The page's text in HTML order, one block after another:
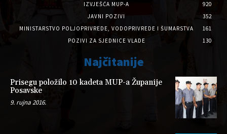
IZVJEŠĆA MUP-A
920
JAVNI POZIVI
352
MINISTARSTVO POLJOPRIVREDE, VODOPRIVREDE I ŠUMARSTVA
161
POZIVI ZA SJEDNICE VLADE
130
Najčitanije
Prisegu položilo 10 kadeta MUP-a Županije
Posavske
9. rujna 2016.